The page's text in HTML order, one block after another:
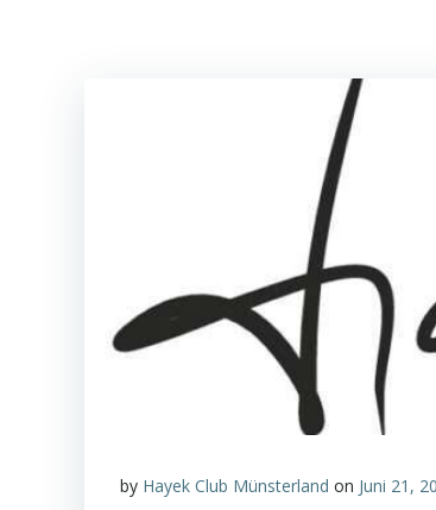
by Hayek Club Münsterland on Juni 21,